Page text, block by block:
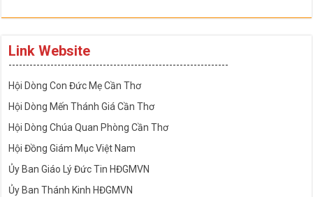
Link Website
---------------------------------------------------------------
Hội Dòng Con Đức Mẹ Cần Thơ
Hội Dòng Mến Thánh Giá Cần Thơ
Hội Dòng Chúa Quan Phòng Cần Thơ
Hội Đồng Giám Mục Việt Nam
Ủy Ban Giáo Lý Đức Tin HĐGMVN
Ủy Ban Thánh Kinh HĐGMVN